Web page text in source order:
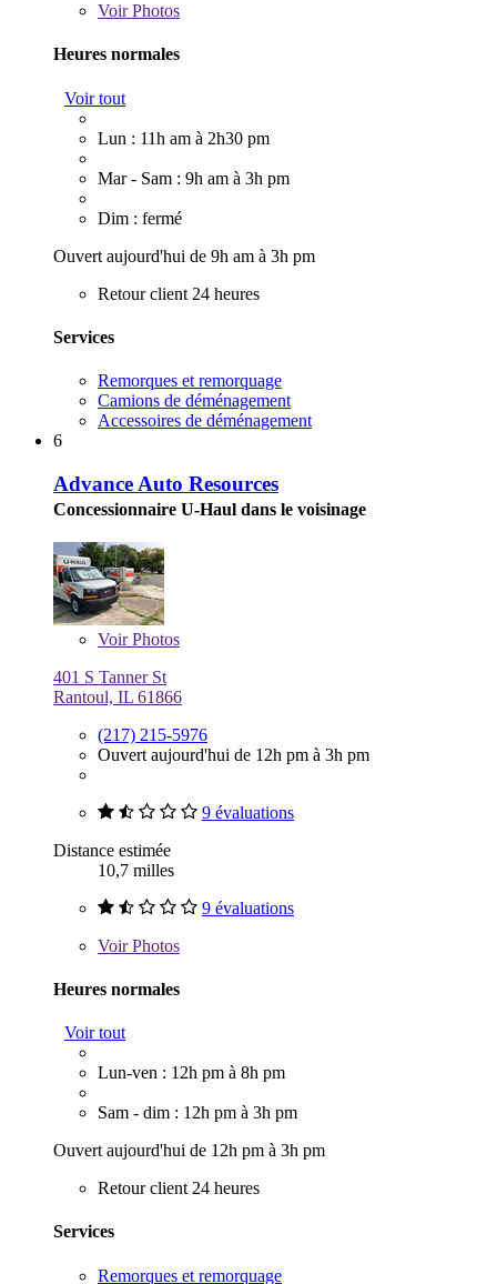
VoirPhotos
Heures normales
Voir tout
Lun : 11h am à 2h30 pm
Mar - Sam : 9h am à 3h pm
Dim : fermé
Ouvert aujourd'hui de 9h am à 3h pm
Retour client 24 heures
Services
Remorques et remorquage
Camions de déménagement
Accessoires de déménagement
6
Advance Auto Resources
Concessionnaire U-Haul dans le voisinage
VoirPhotos
401 S Tanner St
Rantoul, IL 61866
(217) 215-5976
Ouvert aujourd'hui de 12h pm à 3h pm
9 évaluations
Distance estimée
10,7 milles
9 évaluations
VoirPhotos
Heures normales
Voir tout
Lun-ven : 12h pm à 8h pm
Sam - dim : 12h pm à 3h pm
Ouvert aujourd'hui de 12h pm à 3h pm
Retour client 24 heures
Services
Remorques et remorquage